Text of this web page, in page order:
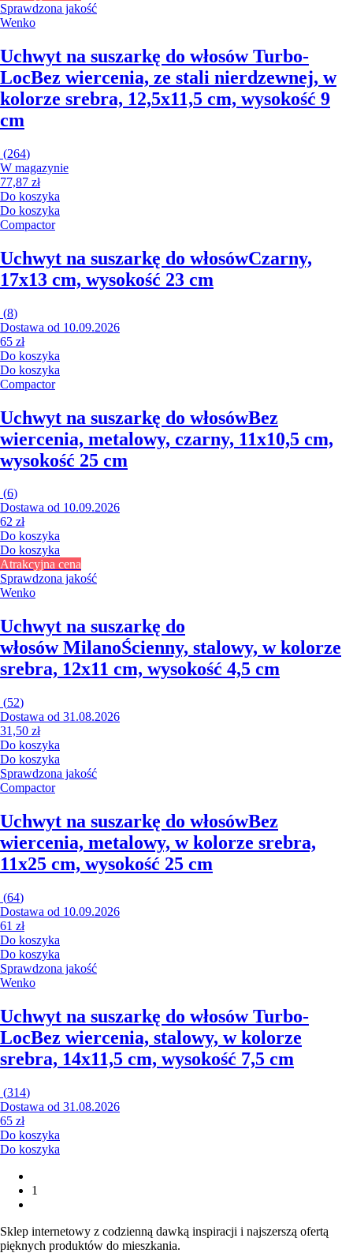
Sprawdzona jakość
Wenko
Uchwyt na suszarkę do włosów Turbo-
LocBez wiercenia, ze stali nierdzewnej, w
kolorze srebra, 12,5x11,5 cm, wysokość 9
cm
(264)
W magazynie
77,87 zł
Do koszyka
Do koszyka
Compactor
Uchwyt na suszarkę do włosówCzarny,
17x13 cm, wysokość 23 cm
(8)
Dostawa od 10.09.2026
65 zł
Do koszyka
Do koszyka
Compactor
Uchwyt na suszarkę do włosówBez
wiercenia, metalowy, czarny, 11x10,5 cm,
wysokość 25 cm
(6)
Dostawa od 10.09.2026
62 zł
Do koszyka
Do koszyka
Atrakcyjna cena
Sprawdzona jakość
Wenko
Uchwyt na suszarkę do
włosów MilanoŚcienny, stalowy, w kolorze
srebra, 12x11 cm, wysokość 4,5 cm
(52)
Dostawa od 31.08.2026
31,50 zł
Do koszyka
Do koszyka
Sprawdzona jakość
Compactor
Uchwyt na suszarkę do włosówBez
wiercenia, metalowy, w kolorze srebra,
11x25 cm, wysokość 25 cm
(64)
Dostawa od 10.09.2026
61 zł
Do koszyka
Do koszyka
Sprawdzona jakość
Wenko
Uchwyt na suszarkę do włosów Turbo-
LocBez wiercenia, stalowy, w kolorze
srebra, 14x11,5 cm, wysokość 7,5 cm
(314)
Dostawa od 31.08.2026
65 zł
Do koszyka
Do koszyka
1
Sklep internetowy z codzienną dawką inspiracji i najszerszą ofertą
pięknych produktów do mieszkania.